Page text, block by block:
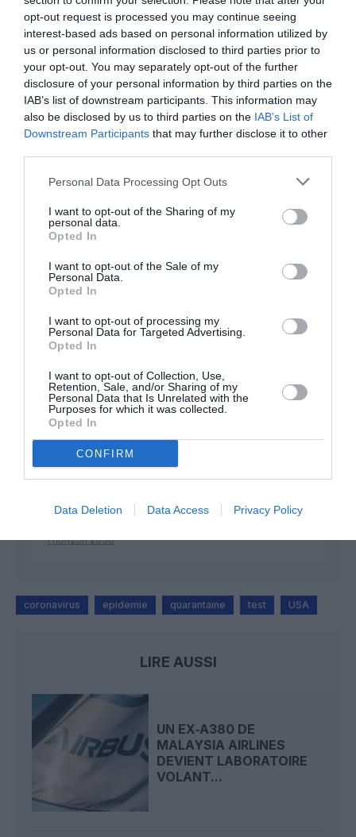
opt-out request is processed you may continue seeing
interest-based ads based on personal information utilized by
us or personal information disclosed to third parties prior to
your opt-out. You may separately opt-out of the further
disclosure of your personal information by third parties on the
IAB’s list of downstream participants. This information may
also be disclosed by us to third parties on the IAB’s List of
Downstream Participants that may further disclose it to other
Personal Data Processing Opt Outs
I want to opt-out of the Sharing of my
personal data.
Opted In
I want to opt-out of the Sale of my
Personal Data.
Opted In
I want to opt-out of processing my
Personal Data for Targeted Advertising.
Opted In
I want to opt-out of Collection, Use,
Retention, Sale, and/or Sharing of my
Personal Data that Is Unrelated with the
Purposes for which it was collected.
Opted In
CONFIRM
Data Deletion Data Access Privacy Policy
LAISSER UN COMMENTAIRE
FAIRE UN DON
Appel aux lecteurs !
Soutenez Air Journal participezà son
développement !
NOUS SOUTENIR
DERNIERS COMMENTAIRES
Mathématiquesa commenté l'article :
19 h 23 sans escale : le Boeing 777F de National
Airlines relie l’Écosse à l’Australie
a commenté l'article :
l’horizon 2030
coronavirus epidemie quarantaine test USA
LIRE AUSSI
UN EX‑A380 DE
MALAYSIA AIRLINES
DEVIENT LABORATOIRE
VOLANT...